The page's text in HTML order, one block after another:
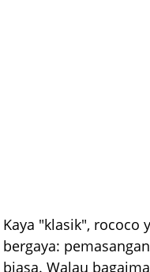
Kaya "klasik", rococo
bergaya:
biasa. Walau